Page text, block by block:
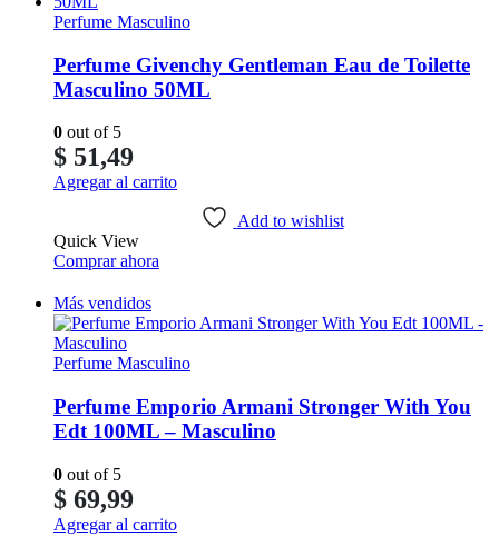
Perfume Masculino
Perfume Givenchy Gentleman Eau de Toilette
Masculino 50ML
0 out of 5
$ 51,49
Agregar al carrito
Add to wishlist
Quick View
Comprar ahora
Más vendidos
Perfume Masculino
Perfume Emporio Armani Stronger With You
Edt 100ML – Masculino
0 out of 5
$ 69,99
Agregar al carrito